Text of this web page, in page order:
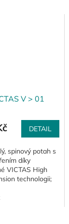
V > 01
DETAIL
spinový potah s
díky
VICTAS High
technologii;
se musí